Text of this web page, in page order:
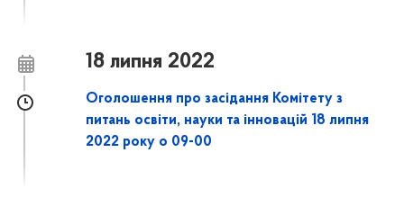
18 липня 2022
Оголошення про засідання Комітету з
питань освіти, науки та інновацій 18 липня
2022 року о 09-00